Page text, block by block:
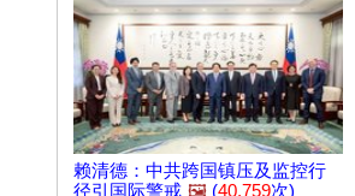
赖清德：中共跨国镇压及监控行
径引国际警戒 🖼️ (40,759次)